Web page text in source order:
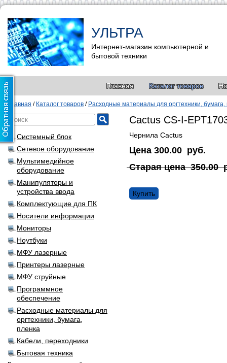
УЛЬТРА
Интернет-магазин компьютерной и
бытовой техники
Главная Каталог товаров
Главная / Каталог товаров / Расходные материалы для оргтехники, бумага,
Системный блок
Сетевое оборудование
Мультимедийное
оборудование
Манипуляторы и
устройства ввода
Комплектующие для ПК
Носители информации
Мониторы
Ноутбуки
МФУ лазерные
Принтеры лазерные
МФУ струйные
Программное
обеспечение
Расходные материалы для
оргтехники, бумага,
пленка
Кабели, переходники
Бытовая техника
Cactus CS-I-
Чернила Cactus
Цена 300.00 руб.
Старая цена 350.00
Купить